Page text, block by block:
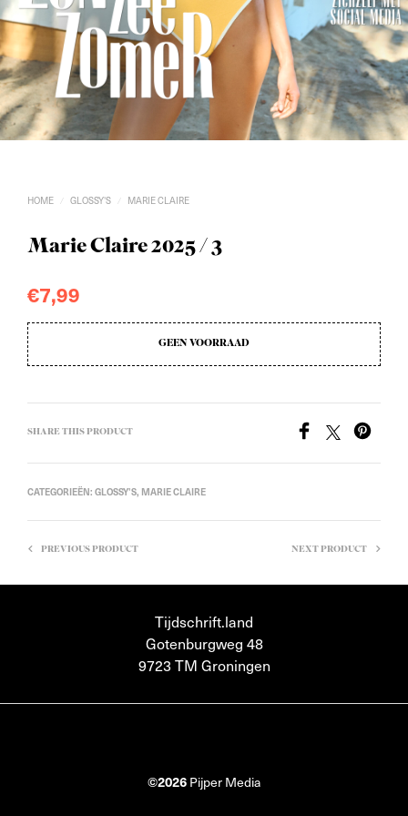
HOME / GLOSSY'S / MARIE CLAIRE
Marie Claire 2025 / 3
€7,99
GEEN VOORRAAD
SHARE THIS PRODUCT
CATEGORIEËN: GLOSSY'S, MARIE CLAIRE
PREVIOUS PRODUCT NEXT PRODUCT
Tijdschrift.land
Gotenburgweg 48
9723 TM Groningen
©2026 Pijper Media